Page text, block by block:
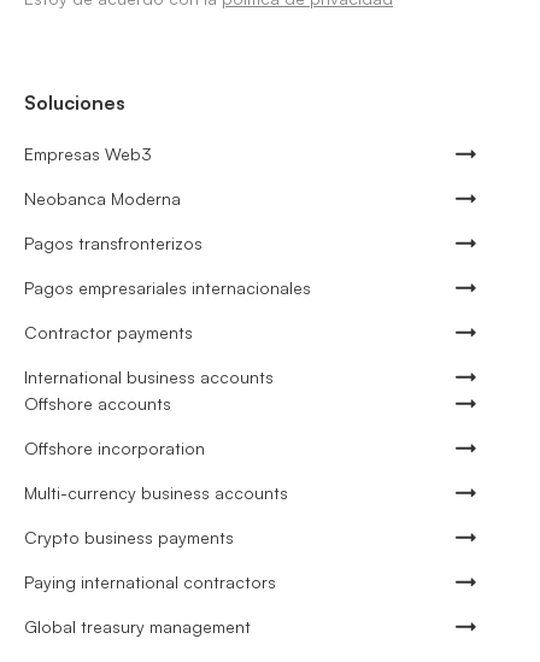
Soluciones
Empresas Web3
Neobanca Moderna
Pagos transfronterizos
Pagos empresariales internacionales
Contractor payments
International business accounts
Offshore accounts
Offshore incorporation
Multi-currency business accounts
Crypto business payments
Paying international contractors
Global treasury management